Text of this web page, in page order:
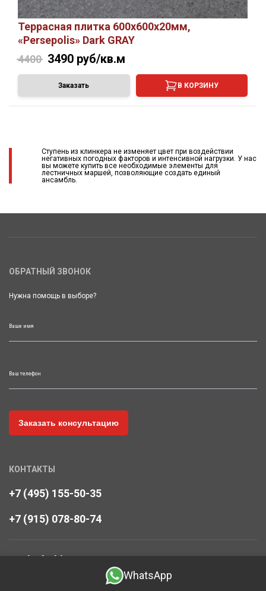
Террасная плитка 600х600х20мм,
«Persepolis» Dark GRAY
4400 3490 руб/кв.м
Заказать В КОРЗИНУ
Ступень из клинкера не изменяет цвет при воздействии
негативных погодных факторов и интенсивной нагрузки. У нас
вы можете купить все необходимые элементы для
лестничных маршей, позволяющие создать единый
ансамбль.
ОБРАТНЫЙ ЗВОНОК
Нужна помощь в выборе?
Ваше имя
Ваш телефон
КОНТАКТЫ
+7 (495) 155-50-35
+7 (915) 078-80-74
art-hof@bk.ru
WhatsApp